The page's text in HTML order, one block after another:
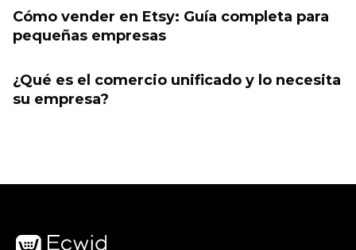
Cómo vender en Etsy: Guía completa para
pequeñas empresas
¿Qué es el comercio unificado y lo necesita
su empresa?